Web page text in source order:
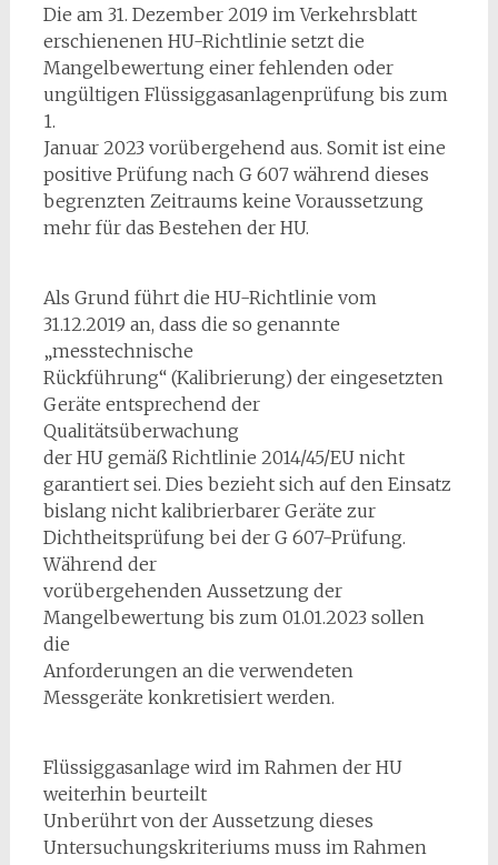
Die am 31. Dezember 2019 im Verkehrsblatt
erschienenen HU-Richtlinie setzt die
Mangelbewertung einer fehlenden oder
ungültigen Flüssiggasanlagenprüfung bis zum
1.
Januar 2023 vorübergehend aus. Somit ist eine
positive Prüfung nach G 607 während dieses
begrenzten Zeitraums keine Voraussetzung
mehr für das Bestehen der HU.
Als Grund führt die HU-Richtlinie vom
31.12.2019 an, dass die so genannte
„messtechnische
Rückführung“ (Kalibrierung) der eingesetzten
Geräte entsprechend der
Qualitätsüberwachung
der HU gemäß Richtlinie 2014/45/EU nicht
garantiert sei. Dies bezieht sich auf den Einsatz
bislang nicht kalibrierbarer Geräte zur
Dichtheitsprüfung bei der G 607-Prüfung.
Während der
vorübergehenden Aussetzung der
Mangelbewertung bis zum 01.01.2023 sollen
die
Anforderungen an die verwendeten
Messgeräte konkretisiert werden.
Flüssiggasanlage wird im Rahmen der HU
weiterhin beurteilt
Unberührt von der Aussetzung dieses
Untersuchungskriteriums muss im Rahmen